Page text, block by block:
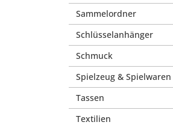
Sammelordner
Schlüsselanhänger
Schmuck
Spielzeug & Spielwaren
Tassen
Textilien